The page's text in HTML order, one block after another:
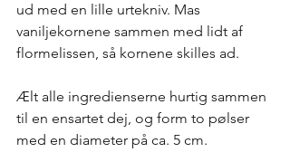
ud med en lille urtekniv. Mas
vaniljekornene sammen med lidt af
flormelissen, så kornene skilles ad.
Ælt alle ingredienserne hurtig sammen
til en ensartet dej, og form to pølser
med en diameter på ca. 5 cm.